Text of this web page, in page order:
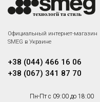
Официальный интернет-магазин
SMEG в Украине
+38 (044) 466 16 06
+38 (067) 341 87 70
Пн-Пт с 09:00 до 18:00